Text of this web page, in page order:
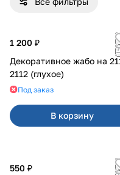
1 200 ₽
Декоративное жабо на 2110-
2112 (глухое)
Под заказ
В корзину
550 ₽